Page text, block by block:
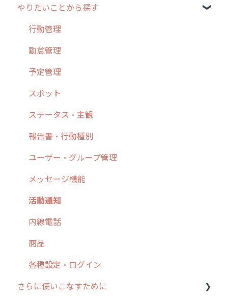
2. 主要機能の概要
3. cyzenの位置情報取得について
4. cyzen利用前の準備：システム管理者編
5. 基本的な使い方：システム管理者編
6. 基本的な使い方：ユーザー編
7. 初心者向けよくある質問集
8. 用語集
9. もっと便利に利用するための設定
10.ユーザー向けおすすめの使い方
【業界業種別】cyzen設定方法
ユーザー・グループ管理
行動管理
予定管理
スポット
ステータス・主観
報告書・行動種別
勤怠管理
活動通知
パフォーマンス
帳票出力
メッセージ・ファイル添付
商品
各種設定・その他
アプリの使い始め
ホーム画面
スポット
報告閲覧
予定
日報
履歴
メンバー
メッセージ
パフォーマンス
外部リンク
お知らせ
設定
やりたいことから探す
行動管理
勤怠管理
予定管理
スポット
ステータス・主観
報告書・行動種別
ユーザー・グループ管理
メッセージ機能
活動通知
内線電話
商品
各種設定・ログイン
さらに使いこなすために